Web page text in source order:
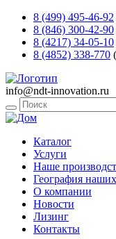
8 (499) 495-46-92
8 (846) 300-42-90
8 (4217) 34-05-10
8 (4852) 338-770
info@ndt-innovation.ru
Каталог
Услуги
Наше
География
О компании
Новости
Лизинг
Контакты